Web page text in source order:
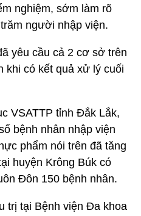
nghiệm, sớm làm rõ
người nhập viện.
yêu cầu cả 2 cơ sở trên
khi có kết quả xử lý cuối
VSATTP tỉnh Đắk Lắk,
bệnh nhân nhập viện
phẩm nói trên đã tăng
huyện Krông Búk có
Đôn 150 bệnh nhân.
trị tại Bệnh viện Đa khoa